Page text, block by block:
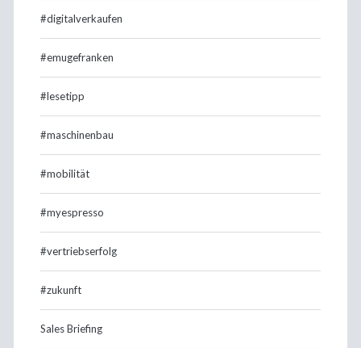
#digitalverkaufen
#emugefranken
#lesetipp
#maschinenbau
#mobilität
#myespresso
#vertriebserfolg
#zukunft
Sales Briefing